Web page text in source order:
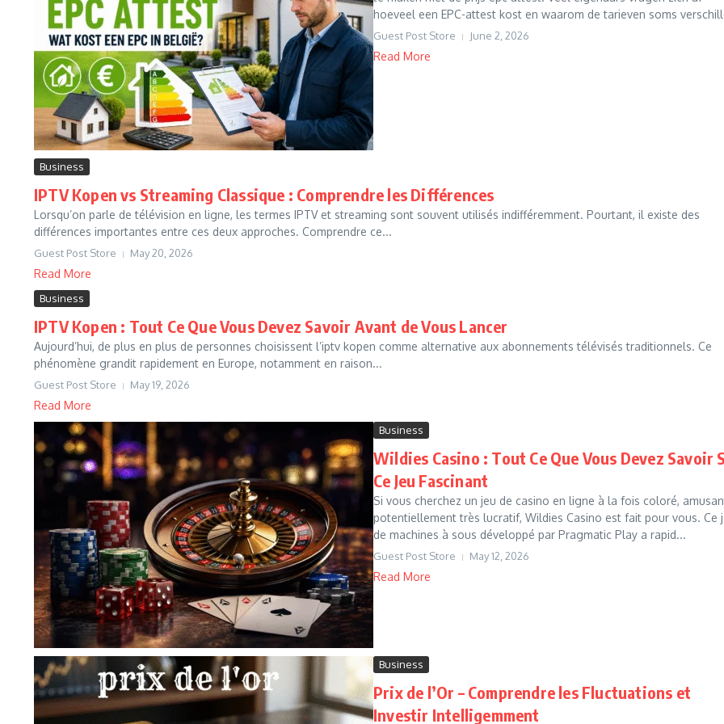
hoeveel een EPC-attest kost en waarom de tarieven soms
Guest Post Store June 2, 2026
Read More
Business
IPTV Kopen vs Streaming Classique : Comprendre les Différences
Lorsqu’on parle de télévision en ligne, les termes IPTV et streaming sont souvent utilisés indifféremment. Pourtant, il existe des
différences importantes entre ces deux approches. Comprendre ce...
Guest Post Store May 20, 2026
Read More
Business
IPTV Kopen : Tout Ce Que Vous Devez Savoir Avant de Vous Lancer
Aujourd’hui, de plus en plus de personnes choisissent l’iptv kopen comme alternative aux abonnements télévisés traditionnels. Ce
phénomène grandit rapidement en Europe, notamment en raison...
Guest Post Store May 19, 2026
Read More
Business
Wildies Casino : Tout Ce Que Vous Devez Savoir
Ce Jeu Fascinant
Si vous cherchez un jeu de casino en ligne à la fois coloré,
potentiellement très lucratif, Wildies Casino est fait pour vous. Ce
de machines à sous développé par Pragmatic Play a rapid...
Guest Post Store May 12, 2026
Read More
Business
Prix de l’Or – Comprendre les Fluctuations et
Investir Intelligemment